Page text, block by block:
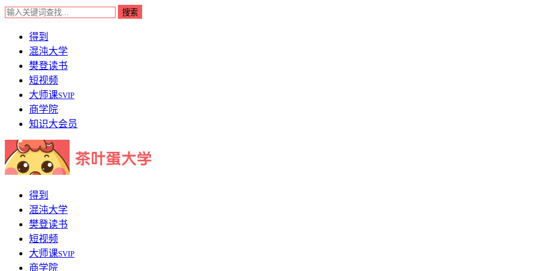
得到
混沌大学
樊登读书
短视频
大师课SVIP
商学院
知识大会员
得到
混沌大学
樊登读书
短视频
大师课SVIP
商学院